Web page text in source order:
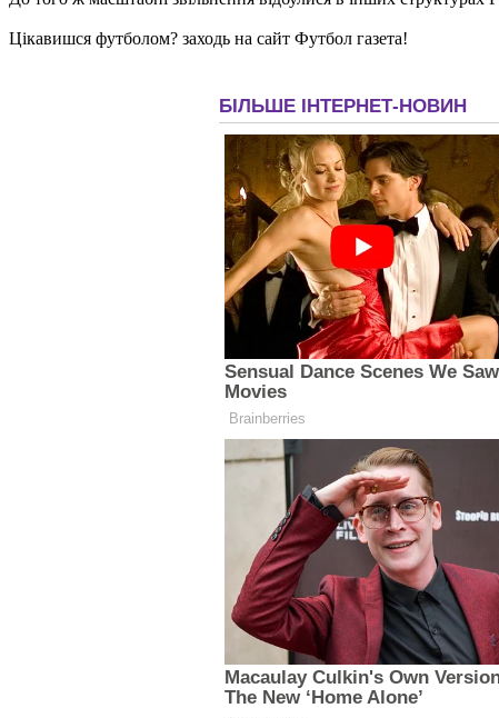
Цікавишся футболом? заходь на сайт Футбол газета!